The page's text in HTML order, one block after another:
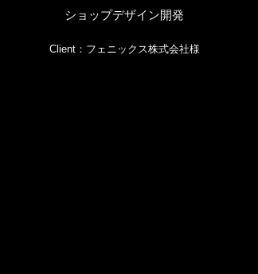
ショップデザイン開発
Client：フェニックス株式会社様